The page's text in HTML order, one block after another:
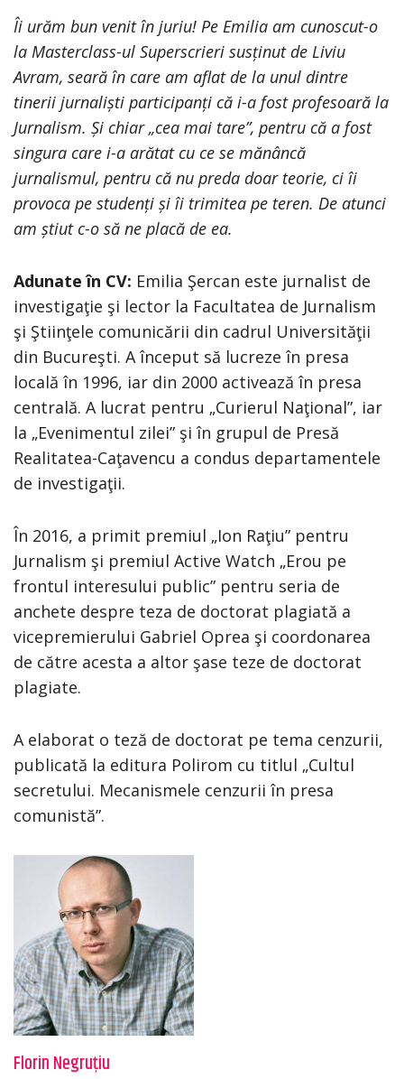
Îi urăm bun venit în juriu! Pe Emilia am cunoscut-o
la Masterclass-ul Superscrieri susținut de Liviu
Avram, seară în care am aflat de la unul dintre
tinerii jurnaliști participanți că i-a fost profesoară la
Jurnalism. Și chiar „cea mai tare”, pentru că a fost
singura care i-a arătat cu ce se mănâncă
jurnalismul, pentru că nu preda doar teorie, ci îi
provoca pe studenți și îi trimitea pe teren. De atunci
am știut c-o să ne placă de ea.
Adunate în CV: Emilia Şercan este jurnalist de
investigaţie şi lector la Facultatea de Jurnalism
şi Ştiinţele comunicării din cadrul Universităţii
din Bucureşti. A început să lucreze în presa
locală în 1996, iar din 2000 activează în presa
centrală. A lucrat pentru „Curierul Naţional”, iar
la „Evenimentul zilei” şi în grupul de Presă
Realitatea-Caţavencu a condus departamentele
de investigaţii.
În 2016, a primit premiul „Ion Raţiu” pentru
Jurnalism şi premiul Active Watch „Erou pe
frontul interesului public” pentru seria de
anchete despre teza de doctorat plagiată a
vicepremierului Gabriel Oprea şi coordonarea
de către acesta a altor şase teze de doctorat
plagiate.
A elaborat o teză de doctorat pe tema cenzurii,
publicată la editura Polirom cu titlul „Cultul
secretului. Mecanismele cenzurii în presa
comunistă”.
Florin Negruțiu